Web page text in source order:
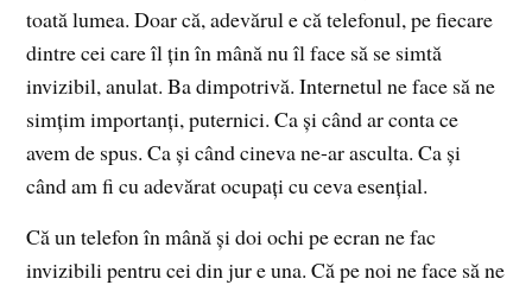
toată lumea. Doar că, adevărul e că telefonul, pe fiecare
dintre cei care îl țin în mână nu îl face să se simtă
invizibil, anulat. Ba dimpotrivă. Internetul ne face să ne
simțim importanți, puternici. Ca și când ar conta ce
avem de spus. Ca și când cineva ne-ar asculta. Ca și
când am fi cu adevărat ocupați cu ceva esențial.
Că un telefon în mână și doi ochi pe ecran ne fac
invizibili pentru cei din jur e una. Că pe noi ne face să ne